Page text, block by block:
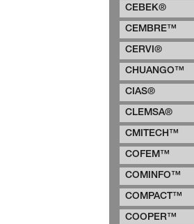
CEBEK®
CEMBRE™
CERVI®
CHUANGO™
CIAS®
CLEMSA®
CMITECH™
COFEM™
COMINFO™
COMPACT™
COOPER™